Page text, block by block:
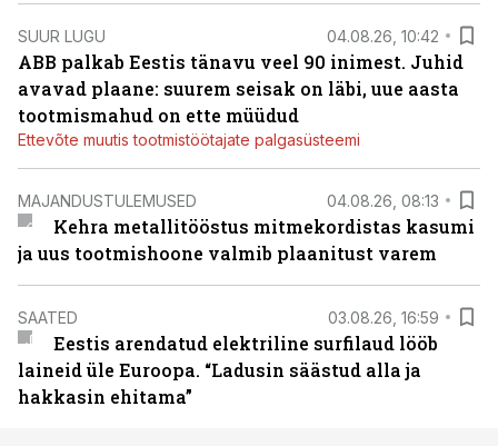
SUUR LUGU 04.08.26, 10:42
ABB palkab Eestis tänavu veel 90 inimest. Juhid
avavad plaane: suurem seisak on läbi, uue aasta
tootmismahud on ette müüdud
Ettevõte muutis tootmistöötajate palgasüsteemi
MAJANDUSTULEMUSED 04.08.26, 08:13
Kehra metallitööstus mitmekordistas kasumi
ja uus tootmishoone valmib plaanitust varem
SAATED 03.08.26, 16:59
Eestis arendatud elektriline surfilaud lööb
laineid üle Euroopa. “Ladusin säästud alla ja
hakkasin ehitama”